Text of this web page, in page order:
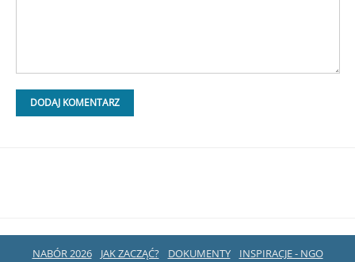
NABÓR 2026 JAK ZACZĄĆ? DOKUMENTY
INSPIRACJE - NGO